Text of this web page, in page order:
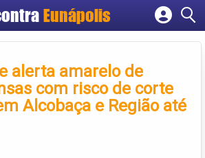
Eunápolis
Cadastrar empresa
Criar conta
alerta amarelo de
com risco de corte
Alcobaça e Região até